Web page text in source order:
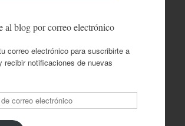
al blog por correo electrónico
correo electrónico para suscribirte a
recibir notificaciones de nuevas